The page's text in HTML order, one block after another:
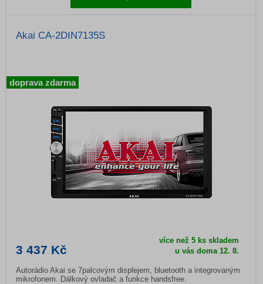
Akai CA-2DIN7135S
3 437 Kč
více než 5 ks skladem
u vás doma12. 8.
Autorádio Akai se 7palcovým displejem, bluetooth a integrovaným
mikrofonem. Dálkový ovladač a funkce handsfree.
doprava zdarma